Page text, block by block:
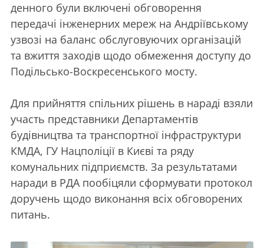
денного були включені обговорення
передачі інженерних мереж на Андріївському
узвозі на баланс обслуговуючих організацій
та вжиття заходів щодо обмеження доступу до
Подільсько-Воскресенського мосту.
Для прийняття спільних рішень в нараді взяли
участь представники Департаментів
будівництва та транспортної інфраструктури
КМДА, ГУ Нацполіції в Києві та ряду
комунальних підприємств. За результатами
наради в РДА пообіцяли сформувати протокол
доручень щодо виконання всіх обговорених
питань.